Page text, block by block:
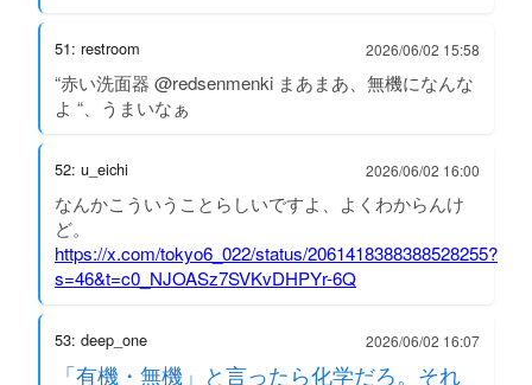
51: restroom 2026/06/02 15:58
“赤い洗面器 @redsenmenki まあまあ、無機になんな
よ “、うまいなぁ
52: u_eichi 2026/06/02 16:00
なんかこういうことらしいですよ、よくわからんけ
ど。
https://x.com/tokyo6_022/status/2061418388388528255?
s=46&t=c0_NJOASz7SVKvDHPYr-6Q
53: deep_one 2026/06/02 16:07
「有機・無機」と言ったら化学だろ。それ